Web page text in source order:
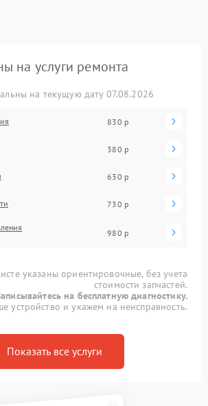
на услуги ремонта
на текущую дату 07.08.2026
830 р
380 р
630 р
730 р
980 р
указаны ориентировочные, без учета
стоимости запчастей.
на бесплатную диагностику.
устройство и укажем на неисправность.
Показать все услуги